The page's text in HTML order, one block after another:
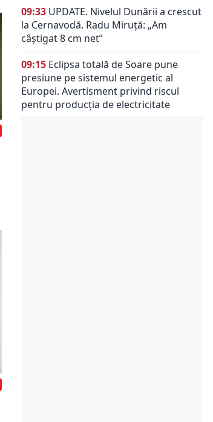
09:33 UPDATE. Nivelul Dunării a crescut
la Cernavodă. Radu Miruță: „Am
câștigat 8 cm net”
09:15 Eclipsa totală de Soare pune
presiune pe sistemul energetic al
Europei. Avertisment privind riscul
pentru producția de electricitate